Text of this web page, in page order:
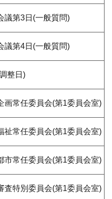
議第3日(一般質問)
議第4日(一般質問)
整日)
画常任委員会(第1委員会室)
祉常任委員会(第1委員会室)
市常任委員会(第1委員会室)
査特別委員会(第1委員会室)